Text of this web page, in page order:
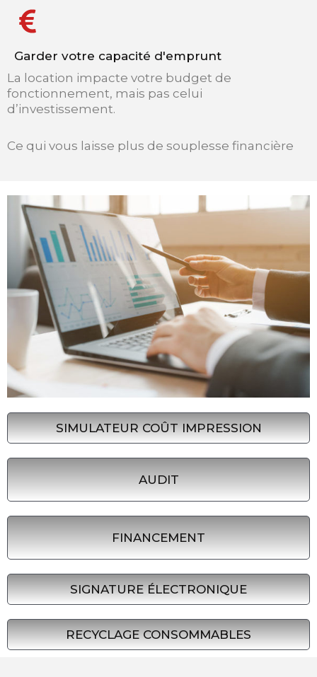
Garder votre capacité d'emprunt
La location impacte votre budget de
fonctionnement, mais pas celui
d’investissement.
Ce qui vous laisse plus de souplesse financière
SIMULATEUR COÛT IMPRESSION
AUDIT
FINANCEMENT
SIGNATURE ÉLECTRONIQUE
RECYCLAGE CONSOMMABLES